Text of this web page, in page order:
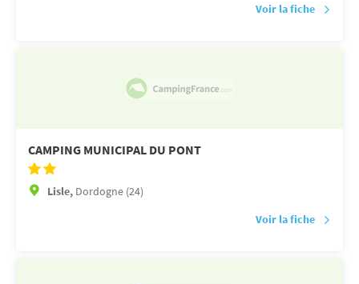
Voir la fiche
CAMPING MUNICIPAL DU PONT
Lisle, Dordogne (24)
Voir la fiche